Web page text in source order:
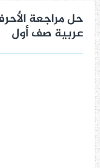
حل مراجعة
عربية صف أول